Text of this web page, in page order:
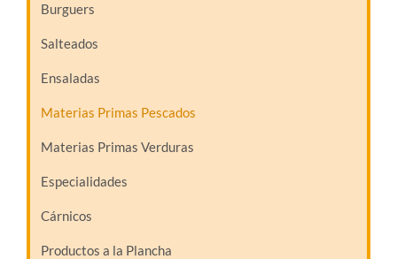
Burguers
Salteados
Ensaladas
Materias Primas Pescados
Materias Primas Verduras
Especialidades
Cárnicos
Productos a la Plancha